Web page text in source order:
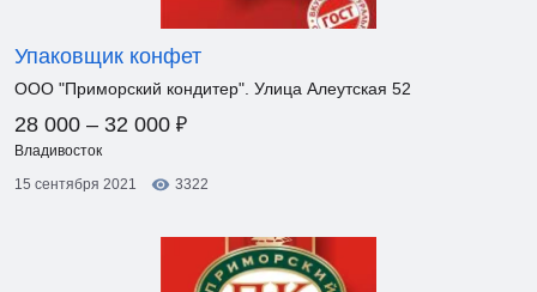
Упаковщик конфет
ООО "Приморский кондитер". Улица Алеутская 52
28 000 – 32 000 ₽
Владивосток
15 сентября 2021
3322